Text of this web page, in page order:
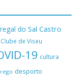
do Sal Castro
de Viseu
19 cultura
desporto